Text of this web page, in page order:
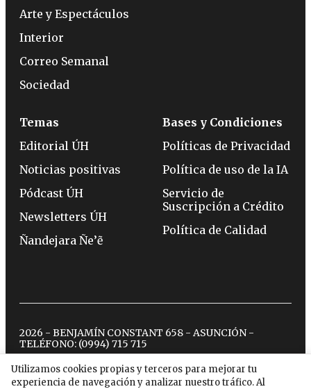
Utilizamos cookies propias y terceros para mejorar tu
experiencia de navegación y analizar nuestro tráfico. Al
Arte y Espectáculos
Interior
Correo Semanal
Sociedad
Temas
Editorial ÚH
Noticias positivas
Pódcast ÚH
Newsletters ÚH
Ñandejara Ñe’ẽ
Bases y Condiciones
Políticas de Privacidad
Política de uso de la IA
Servicio de
Suscripción a Crédito
Política de Calidad
2026 - BENJAMÍN CONSTANT 658 - ASUNCIÓN -
TELÉFONO: (0994) 715 715